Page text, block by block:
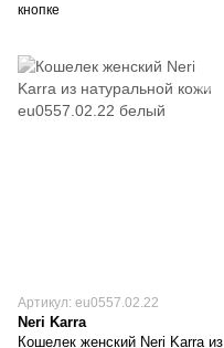
кнопке
Артикул: eu0557.02.22
Neri Karra
Кошелек женский Neri Karra из